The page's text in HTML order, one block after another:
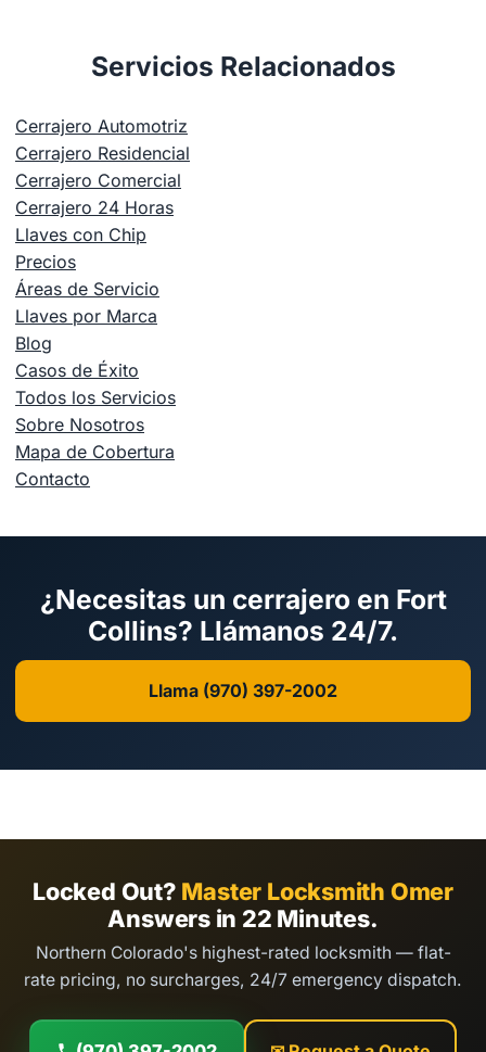
Servicios Relacionados
Cerrajero Automotriz
Cerrajero Residencial
Cerrajero Comercial
Cerrajero 24 Horas
Llaves con Chip
Precios
Áreas de Servicio
Llaves por Marca
Blog
Casos de Éxito
Todos los Servicios
Sobre Nosotros
Mapa de Cobertura
Contacto
¿Necesitas un cerrajero en Fort
Collins? Llámanos 24/7.
Llama (970) 397-2002
Locked Out? Master Locksmith Omer
Answers in 22 Minutes.
Northern Colorado's highest-rated locksmith — flat-
rate pricing, no surcharges, 24/7 emergency dispatch.